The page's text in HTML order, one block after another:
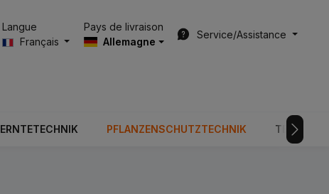
Langue
Français
Pays de livraison
Allemagne
Service/Assistance
ERNTETECHNIK PFLANZENSCHUTZTECHNIK